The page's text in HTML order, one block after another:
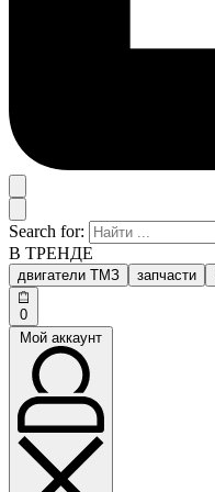
Search for:
В ТРЕНДЕ
двигатели ТМЗ запчасти
0
Мой аккаунт